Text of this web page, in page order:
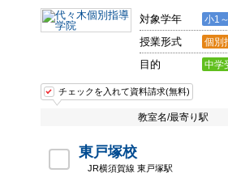
対象学年 小1
授業形式 個別
目的 中学
チェックを入れて資料請求(無料)
教室名/最寄り駅
東戸塚校
JR横須賀線 東戸塚駅